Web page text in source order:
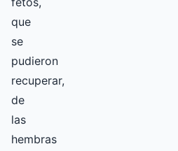
que
se
pudieron
recuperar,
de
las
hembras